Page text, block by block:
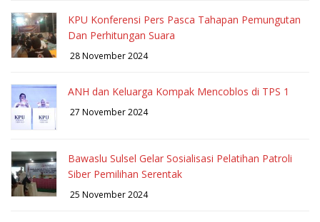
KPU Konferensi Pers Pasca Tahapan Pemungutan
Dan Perhitungan Suara
28 November 2024
ANH dan Keluarga Kompak Mencoblos di TPS 1
27 November 2024
Bawaslu Sulsel Gelar Sosialisasi Pelatihan Patroli
Siber Pemilihan Serentak
25 November 2024